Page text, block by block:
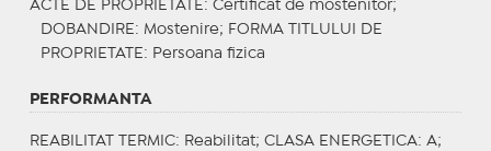
ACTE DE PROPRIETATE : Certificat de mostenitor;
DOBANDIRE : Mostenire; FORMA TITLULUI DE
PROPRIETATE : Persoana fizica
PERFORMANTA
REABILITAT TERMIC: Reabilitat; CLASA ENERGETICA: A;